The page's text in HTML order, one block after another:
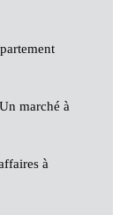
marché à
à